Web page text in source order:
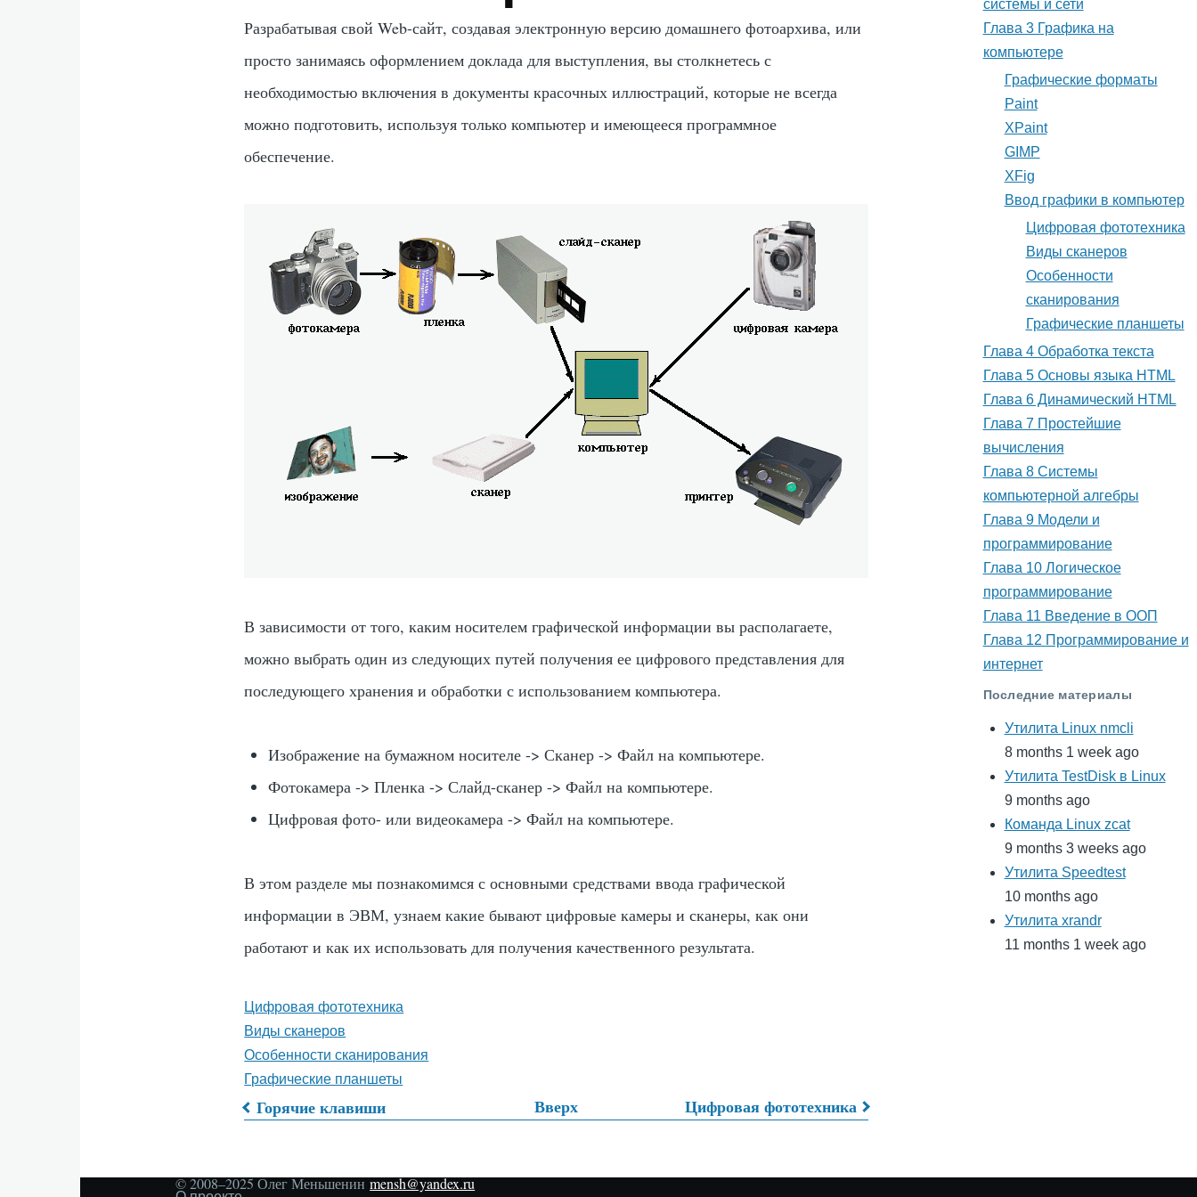
Разрабатывая свой Web-сайт, создавая электронную версию домашнего фотоархива, или
просто занимаясь оформлением доклада для выступления, вы столкнетесь с
необходимостью включения в документы красочных иллюстраций, которые не всегда
можно подготовить, используя только компьютер и имеющееся программное
обеспечение.
В зависимости от того, каким носителем графической информации вы располагаете,
можно выбрать один из следующих путей получения ее цифрового представления для
последующего хранения и обработки с использованием компьютера.
Изображение на бумажном носителе -> Сканер -> Файл на компьютере.
Фотокамера -> Пленка -> Слайд-сканер -> Файл на компьютере.
Цифровая фото- или видеокамера -> Файл на компьютере.
В этом разделе мы познакомимся с основными средствами ввода графической
информации в ЭВМ, узнаем какие бывают цифровые камеры и сканеры, как они
работают и как их использовать для получения качественного результата.
Цифровая фототехника
Виды сканеров
Особенности сканирования
Графические планшеты
Горячие клавиши Вверх Цифровая фототехника
системы и сети
Глава 3 Графика на
компьютере
Графические форматы
Paint
XPaint
GIMP
XFig
Ввод графики в компьютер
Цифровая фототехника
Виды сканеров
Особенности
сканирования
Графические планшеты
Глава 4 Обработка текста
Глава 5 Основы языка HTML
Глава 6 Динамический HTML
Глава 7 Простейшие
вычисления
Глава 8 Системы
компьютерной алгебры
Глава 9 Модели и
программирование
Глава 10 Логическое
программирование
Глава 11 Введение в ООП
Глава 12 Программирование и
интернет
Последние материалы
Утилита Linux nmcli
8 months 1 week ago
Утилита TestDisk в Linux
9 months ago
Команда Linux zcat
9 months 3 weeks ago
Утилита Speedtest
10 months ago
Утилита xrandr
11 months 1 week ago
© 2008–2025 Олег Меньшенинmensh@yandex.ru